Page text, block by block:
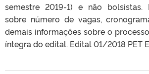
semestre 2019-1) e não bolsistas.
sobre número de vagas,
demais informações sobre o
íntegra do edital. Edital 01/2018 PET